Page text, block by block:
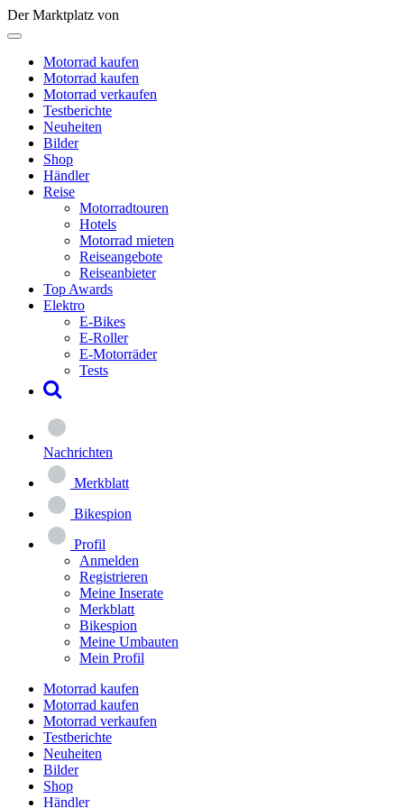
Der Marktplatz von
Motorrad kaufen
Motorrad kaufen
Motorrad verkaufen
Testberichte
Neuheiten
Bilder
Shop
Händler
Reise
Motorradtouren
Hotels
Motorrad mieten
Reiseangebote
Reiseanbieter
Top Awards
Elektro
E-Bikes
E-Roller
E-Motorräder
Tests
Nachrichten
Merkblatt
Bikespion
Profil
Anmelden
Registrieren
Meine Inserate
Merkblatt
Bikespion
Meine Umbauten
Mein Profil
Motorrad kaufen
Motorrad kaufen
Motorrad verkaufen
Testberichte
Neuheiten
Bilder
Shop
Händler